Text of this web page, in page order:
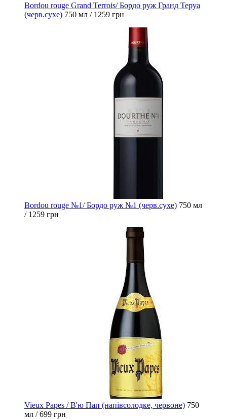
Bordou rouge Grand Terrois/ Бордо руж Гранд Теруа
(черв.сухе) 750 мл / 1259 грн
Bordou rouge №1/ Бордо руж №1 (черв.сухе) 750 мл
/ 1259 грн
Vieux Papes / В'ю Пап (напівсолодке, червоне) 750
мл / 699 грн